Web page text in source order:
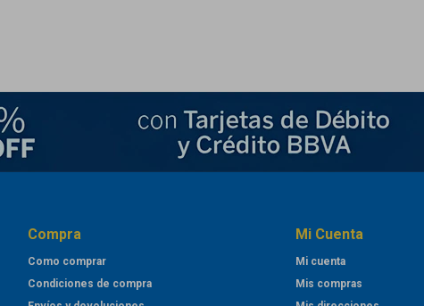
Compra
Como comprar
Condiciones de compra
Mi Cuenta
Mi cuenta
Mis compras